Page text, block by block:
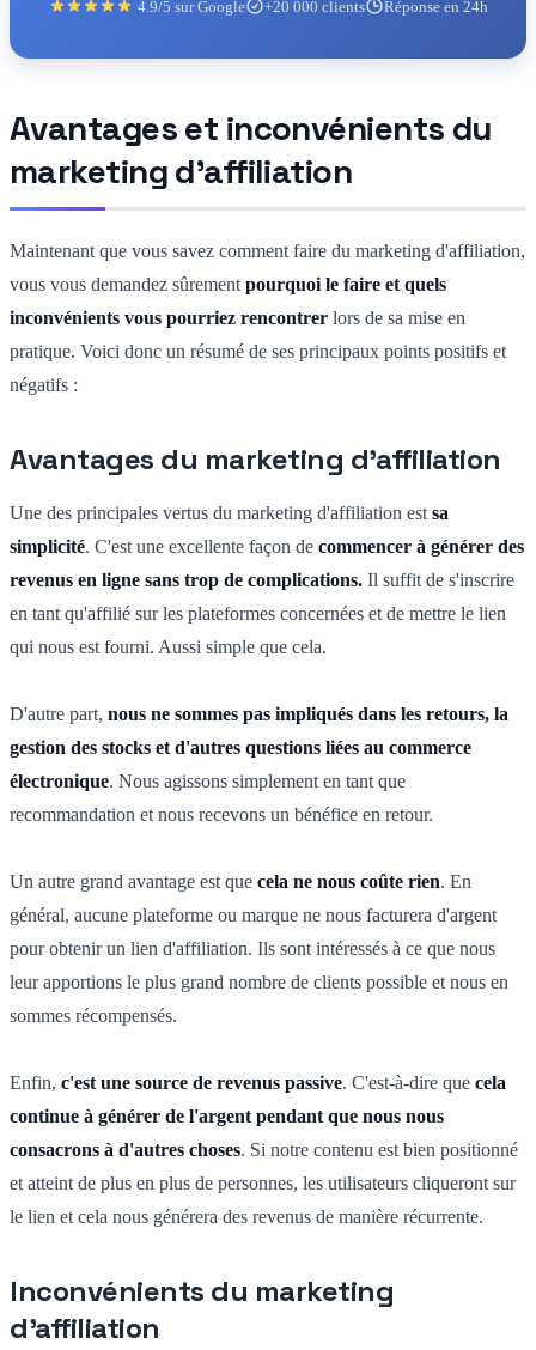
4.9/5 sur Google +20 000 clients Réponse en 24h
Avantages et inconvénients du
marketing d'affiliation
Maintenant que vous savez comment faire du marketing d'affiliation,
vous vous demandez sûrement pourquoi le faire et quels
inconvénients vous pourriez rencontrer lors de sa mise en
pratique. Voici donc un résumé de ses principaux points positifs et
négatifs :
Avantages du marketing d'affiliation
Une des principales vertus du marketing d'affiliation est sa
simplicité. C'est une excellente façon de commencer à générer des
revenus en ligne sans trop de complications. Il suffit de s'inscrire
en tant qu'affilié sur les plateformes concernées et de mettre le lien
qui nous est fourni. Aussi simple que cela.
D'autre part, nous ne sommes pas impliqués dans les retours, la
gestion des stocks et d'autres questions liées au commerce
électronique. Nous agissons simplement en tant que
recommandation et nous recevons un bénéfice en retour.
Un autre grand avantage est que cela ne nous coûte rien. En
général, aucune plateforme ou marque ne nous facturera d'argent
pour obtenir un lien d'affiliation. Ils sont intéressés à ce que nous
leur apportions le plus grand nombre de clients possible et nous en
sommes récompensés.
Enfin, c'est une source de revenus passive. C'est-à-dire que cela
continue à générer de l'argent pendant que nous nous
consacrons à d'autres choses. Si notre contenu est bien positionné
et atteint de plus en plus de personnes, les utilisateurs cliqueront sur
le lien et cela nous générera des revenus de manière récurrente.
Inconvénients du marketing
d'affiliation